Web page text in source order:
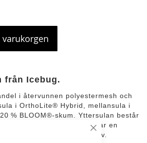
Stäng
varukorgen
från Icebug.
i återvunnen polyestermesh och
i OrthoLite® Hybrid, mellansula i
% BLOOM®-skum. Yttersulan består
odubbat mönster. Skon har en
för avlastning och driv.